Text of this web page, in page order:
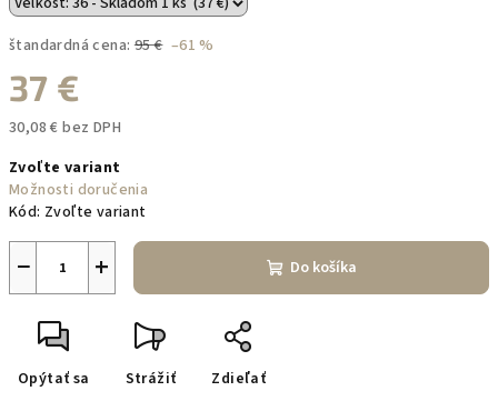
štandardná cena: 95 € –61 %
37 €
30,08 € bez DPH
cena:
Zvoľte variant
Možnosti doručenia
Kód: Zvoľte variant
+
− Do košíka
Opýtať sa Strážiť Zdieľať